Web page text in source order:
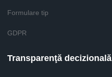
Formulare tip
GDPR
Transparenţă decizională